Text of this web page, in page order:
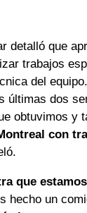
detalló que
trabajos
del
últimas dos
obtuvimos y
con
que
hecho un